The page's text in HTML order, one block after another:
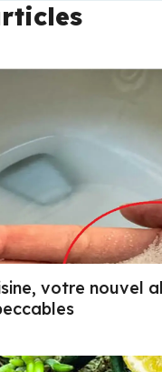
votre nouvel